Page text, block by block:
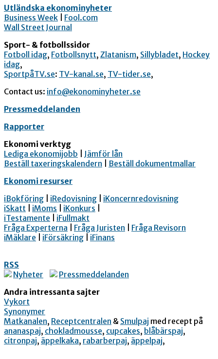
Utländska ekonominyheter
Business Week
Fool.com
Wall Street Journal
Sport- & fotbollssidor
Fotboll idag, Fotbollsnytt, Zlatanism, Sillybladet, Hockey
idag,
SportpåTV.se: TV-kanal.se, TV-tider.se,
Contact us: info@ekonominyheter.se
Pressmeddelanden
Rapporter
Ekonomi verktyg
Lediga ekonomijobb
Jämför lån
Beställ taxeringskalendern
Beställ dokumentmallar
Ekonomi resurser
iBokföring
iRedovisning
iKoncernredovisning
iSkatt
iMoms iKonkurs
iTestamente
iFullmakt
Fråga Experterna
Fråga Juristen
Fråga Revisorn
iMäklare
iFörsäkring iFinans
RSS
Nyheter
Pressmeddelanden
Andra intressanta sajter
Vykort
Synonymer
Matkanalen, Receptcentralen & Smulpaj med recept på
ananaspaj, chokladmousse, cupcakes, blåbärspaj,
citronpaj, äppelkaka, rabarberpaj, äppelpaj,